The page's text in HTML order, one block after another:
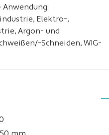
Anwendung:
Elektro-,
Argon- und
Schneiden, WIG-